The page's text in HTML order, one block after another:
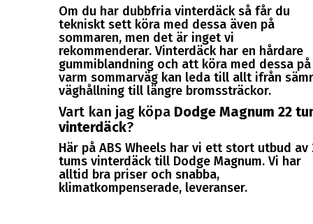
Om du har dubbfria vinterdäck så får du
tekniskt sett köra med dessa även på
sommaren, men det är inget vi
rekommenderar. Vinterdäck har en hårdare
gummiblandning och att köra med dessa
varm sommarväg kan leda till allt ifrån
väghållning till längre bromssträckor.
Vart kan jag köpa Dodge Magnum 22
vinterdäck?
Här på ABS Wheels har vi ett stort utbud av
tums vinterdäck till Dodge Magnum. Vi har
alltid bra priser och snabba,
klimatkompenserade, leveranser.